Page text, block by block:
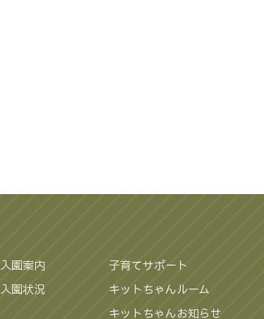
入園案内
入園状況
子育てサポート
キットちゃんルーム
キットちゃんお知らせ